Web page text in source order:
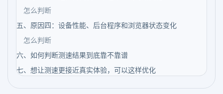
怎么判断
五、原因四：设备性能、后台程序和浏览器状态变化
怎么判断
六、如何判断测速结果到底靠不靠谱
七、想让测速更接近真实体验，可以这样优化